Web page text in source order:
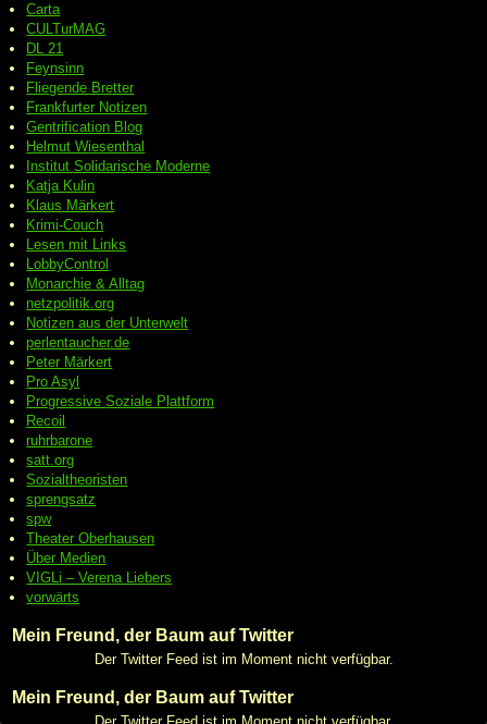
Carta
CULTurMAG
DL 21
Feynsinn
Fliegende Bretter
Frankfurter Notizen
Gentrification Blog
Helmut Wiesenthal
Institut Solidarische Moderne
Katja Kulin
Klaus Märkert
Krimi-Couch
Lesen mit Links
LobbyControl
Monarchie & Alltag
netzpolitik.org
Notizen aus der Unterwelt
perlentaucher.de
Peter Märkert
Pro Asyl
ProgressiveSoziale Plattform
Recoil
ruhrbarone
satt.org
Sozialtheoristen
sprengsatz
spw
Theater Oberhausen
Über Medien
VIGLi – Verena Liebers
vorwärts
Mein Freund, der Baum auf Twitter
Der Twitter Feed ist im Moment nicht verfügbar.
Mein Freund, der Baum auf Twitter